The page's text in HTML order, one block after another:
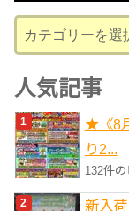
ブ
テ
ゴ
リ
ー
人気記事
★《8
り2...
132件
新入